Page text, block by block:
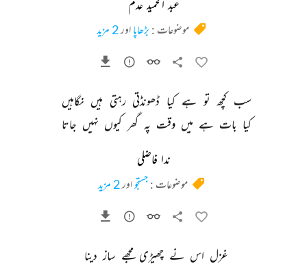
عبد الحمید عدم
موضوعات : بڑھاپا اور2 مزید
سب کچھ تو ہے کیا ڈھونڈتی رہتی ہیں نگاہیں
کیا بات ہے میں وقت پہ گھر کیوں نہیں جاتا
ندا فاضلی
موضوعات :جستجواور2 مزید
غزل اس نے چھیڑی مجھے ساز دینا